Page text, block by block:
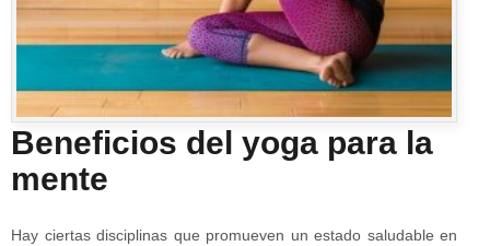
Beneficios del yoga para la
mente
Hay ciertas disciplinas que promueven un estado saludable en